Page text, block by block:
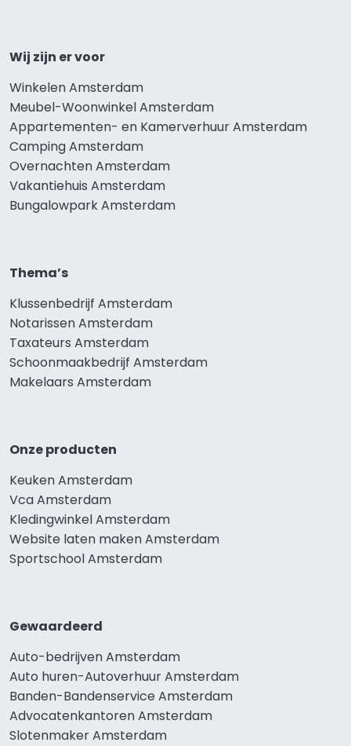
Wij zijn er voor
Winkelen Amsterdam
Meubel-Woonwinkel Amsterdam
Appartementen- en Kamerverhuur Amsterdam
Camping Amsterdam
Overnachten Amsterdam
Vakantiehuis Amsterdam
Bungalowpark Amsterdam
Thema’s
Klussenbedrijf Amsterdam
Notarissen Amsterdam
Taxateurs Amsterdam
Schoonmaakbedrijf Amsterdam
Makelaars Amsterdam
Onze producten
Keuken Amsterdam
Vca Amsterdam
Kledingwinkel Amsterdam
Website laten maken Amsterdam
Sportschool Amsterdam
Gewaardeerd
Auto-bedrijven Amsterdam
Auto huren-Autoverhuur Amsterdam
Banden-Bandenservice Amsterdam
Advocatenkantoren Amsterdam
Slotenmaker Amsterdam